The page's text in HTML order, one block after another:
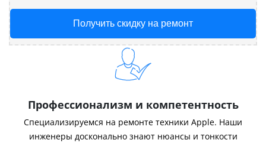
Получить скидку на ремонт
Профессионализм и компетентность
Специализируемся на ремонте техники Apple. Наши
инженеры досконально знают нюансы и тонкости